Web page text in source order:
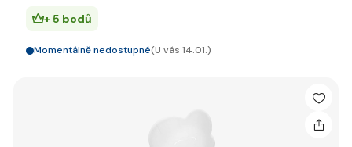
+ 5 bodů
Momentálně nedostupné(U vás 14.01.)